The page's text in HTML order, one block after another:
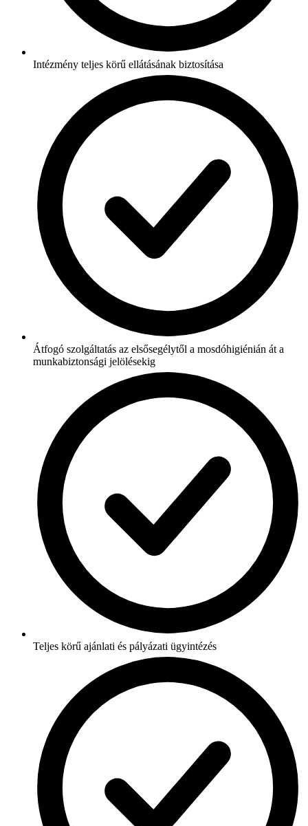
Intézmény teljes körű ellátásának biztosítása
Átfogó szolgáltatás az elsősegélytől a mosdóhigiénián át a
munkabiztonsági jelölésekig
Teljes körű ajánlati és pályázati ügyintézés